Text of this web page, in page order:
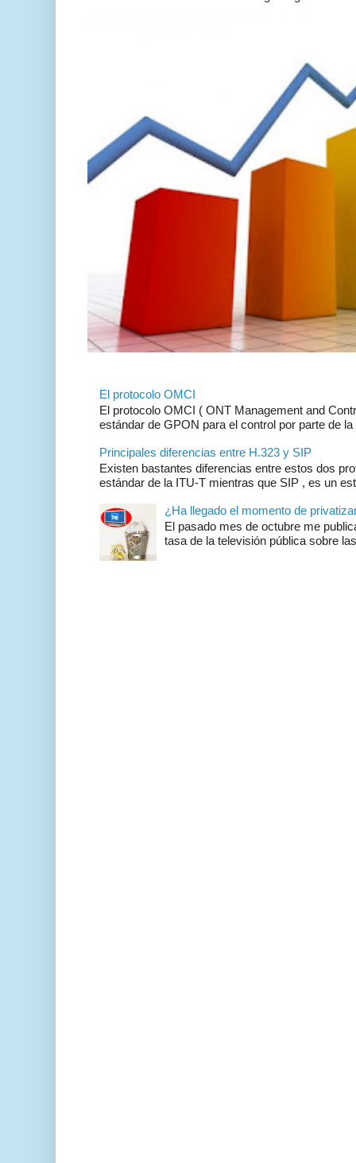
El protocolo OMCI
El protocolo OMCI ( ONT Management and
estándar de GPON para el control por parte de
Principales diferencias entre H.323 y SIP
Existen bastantes diferencias entre estos dos
estándar de la ITU-T mientras que SIP , es un
¿Ha llegado el momento de
El pasado mes de octubre me
tasa de la televisión pública sobre